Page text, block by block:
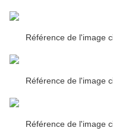
Référence de l'image
Référence de l'image
Référence de l'image